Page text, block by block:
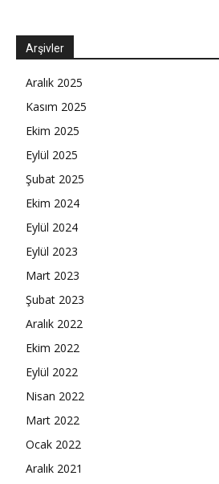
Arşivler
Aralık 2025
Kasım 2025
Ekim 2025
Eylül 2025
Şubat 2025
Ekim 2024
Eylül 2024
Eylül 2023
Mart 2023
Şubat 2023
Aralık 2022
Ekim 2022
Eylül 2022
Nisan 2022
Mart 2022
Ocak 2022
Aralık 2021